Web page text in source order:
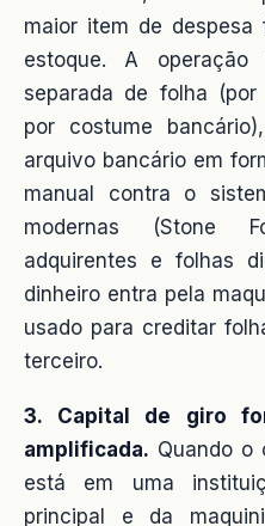
maior item de
estoque. A operação
separada de folha
por costume
arquivo bancário em
manual contra o
modernas (Stone
adquirentes e folhas
dinheiro entra pela
usado para creditar
terceiro.
3. Capital de giro
amplificada. Quando o
está em uma
principal e da